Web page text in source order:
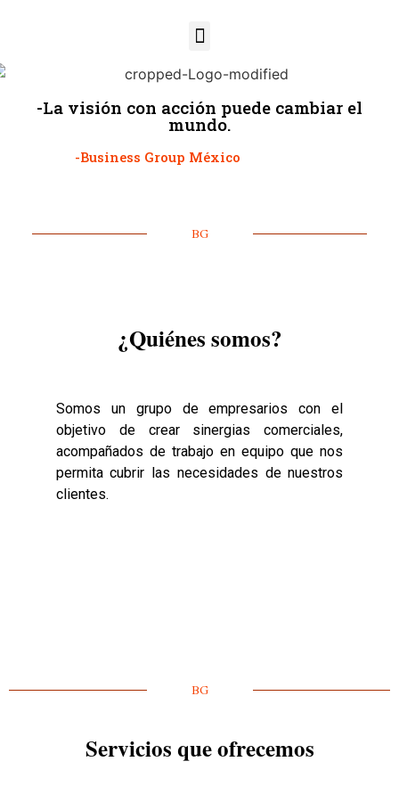
-La visión con acción puede cambiar el
mundo.
-Business Group México
BG
¿Quiénes somos?
Somos un grupo de empresarios con el
objetivo de crear sinergias comerciales,
acompañados de trabajo en equipo que nos
permita cubrir las necesidades de nuestros
clientes.
BG
Servicios que ofrecemos